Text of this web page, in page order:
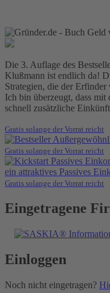
Die 3. Auflage des
Klußmann ist endlich da!
Strategien, die der Erfinder
Ich bin überzeugt, dass
schnell zusätzliche
Gratis solange der Vorrat reicht
Gratis solange der Vorrat reicht
Gratis solange der Vorrat reicht
Eingetragene
Einloggen
Noch nicht eingetragen?